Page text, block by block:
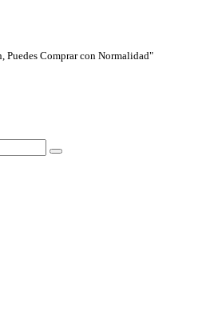
Puedes Comprar con Normalidad"